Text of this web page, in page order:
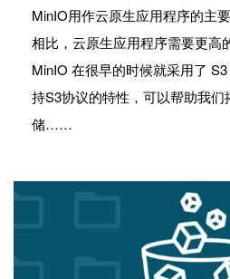
MinIO用作云原生应用程序的主
相比，云原生应用程序需要更高
MinIO 在很早的时候就采用了
持S3协议的特性，可以帮助我
储……